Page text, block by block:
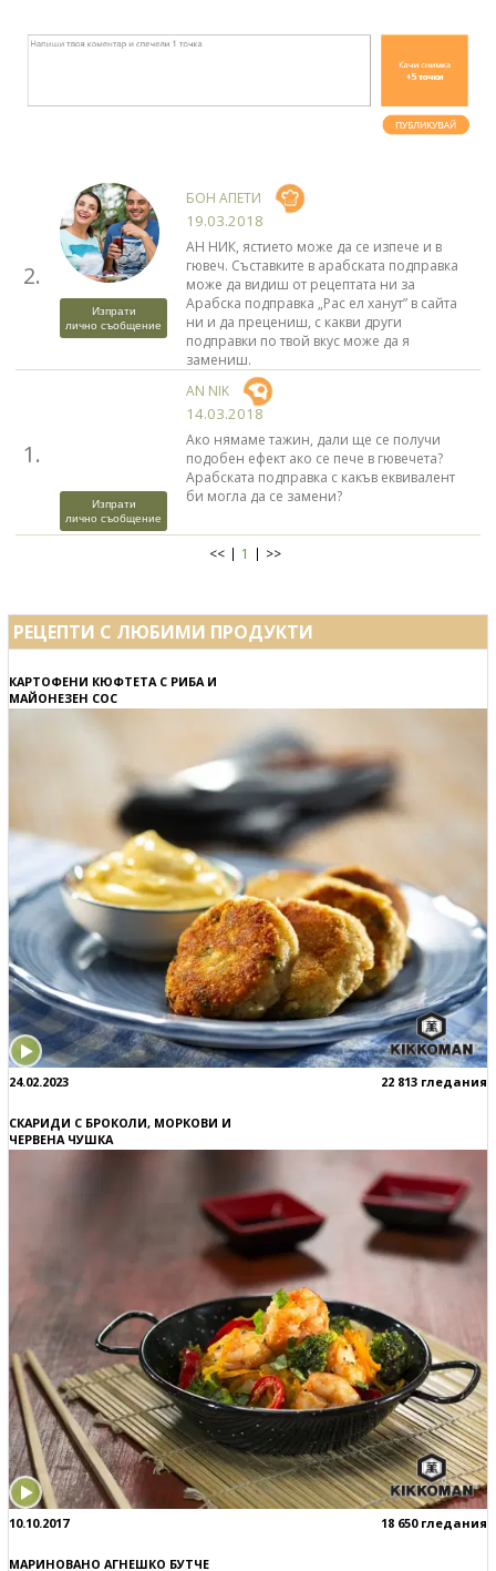
2.
Изпрати
лично съобщение
БОН АПЕТИ
19.03.2018
АН НИК, ястието може да се изпече и в
гювеч. Съставките в арабската подправка
може да видиш от рецептата ни за
Арабска подправка „Рас ел ханут” в сайта
ни и да прецениш, с какви други
подправки по твой вкус може да я
замениш.
1.
Изпрати
лично съобщение
AN NIK
14.03.2018
Ако нямаме тажин, дали ще се получи
подобен ефект ако се пече в гювечета?
Арабската подправка с какъв еквивалент
би могла да се замени?
<< 1 >>
РЕЦЕПТИ С ЛЮБИМИ ПРОДУКТИ
КАРТОФЕНИ КЮФТЕТА С РИБА И
МАЙОНЕЗЕН СОС
24.02.2023 22 813 гледания
СКАРИДИ С БРОКОЛИ, МОРКОВИ И
ЧЕРВЕНА ЧУШКА
10.10.2017 18 650 гледания
МАРИНОВАНО АГНЕШКО БУТЧЕ